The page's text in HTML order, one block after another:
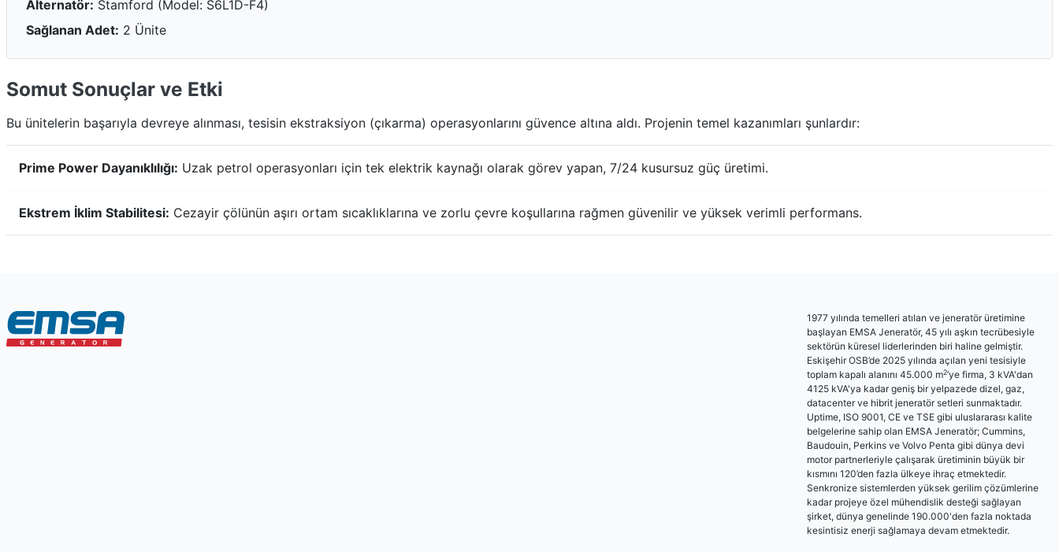
Alternatör: Stamford (Model: S6L1D-F4)
Sağlanan Adet: 2 Ünite
Somut Sonuçlar ve Etki
Bu ünitelerin başarıyla devreye alınması, tesisin ekstraksiyon (çıkarma) operasyonlarını güvence altına aldı. Projenin temel kazanımları şunlardır:
Prime Power Dayanıklılığı: Uzak petrol operasyonları için tek elektrik kaynağı olarak görev yapan, 7/24 kusursuz güç üretimi.
Ekstrem İklim Stabilitesi: Cezayir çölünün aşırı ortam sıcaklıklarına ve zorlu çevre koşullarına rağmen güvenilir ve yüksek verimli performans.
1977 yılında temelleri atılan ve jeneratör üretimine
başlayan EMSA Jeneratör, 45 yılı aşkın tecrübesiyle
sektörün küresel liderlerinden biri haline gelmiştir.
Eskişehir OSB’de 2025 yılında açılan yeni tesisiyle
toplam kapalı alanını 45.000 m2’ye firma, 3 kVA'dan
4125 kVA'ya kadar geniş bir yelpazede dizel, gaz,
datacenter ve hibrit jeneratör setleri sunmaktadır.
Uptime, ISO 9001, CE ve TSE gibi uluslararası kalite
belgelerine sahip olan EMSA Jeneratör; Cummins,
Baudouin, Perkins ve Volvo Penta gibi dünya devi
motor partnerleriyle çalışarak üretiminin büyük bir
kısmını 120’den fazla ülkeye ihraç etmektedir.
Senkronize sistemlerden yüksek gerilim çözümlerine
kadar projeye özel mühendislik desteği sağlayan
şirket, dünya genelinde 190.000'den fazla noktada
kesintisiz enerji sağlamaya devam etmektedir.